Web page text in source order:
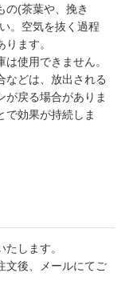
の(茶葉や、挽き
。空気を抜く過程
ます。
使用できません。
などは、放出される
が戻る場合がありま
で効果が持続しま
します。
文後、メールにてご